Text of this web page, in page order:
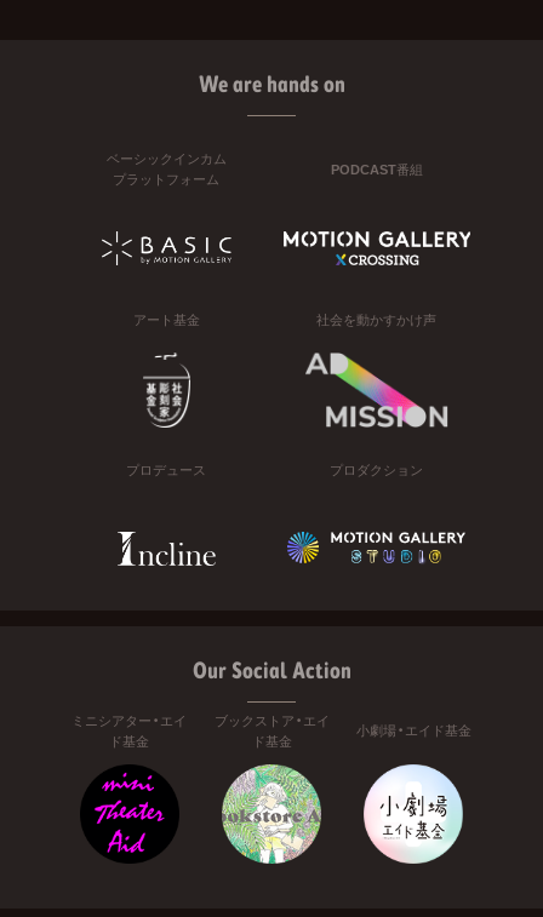
We are hands on
ベーシックインカム
プラットフォーム
PODCAST番組
アート基金 社会を動かすかけ声
プロデュース プロダクション
Our Social Action
ミニシアター・エイ
ド基金
ブックストア・エイ
ド基金
小劇場・エイド基金